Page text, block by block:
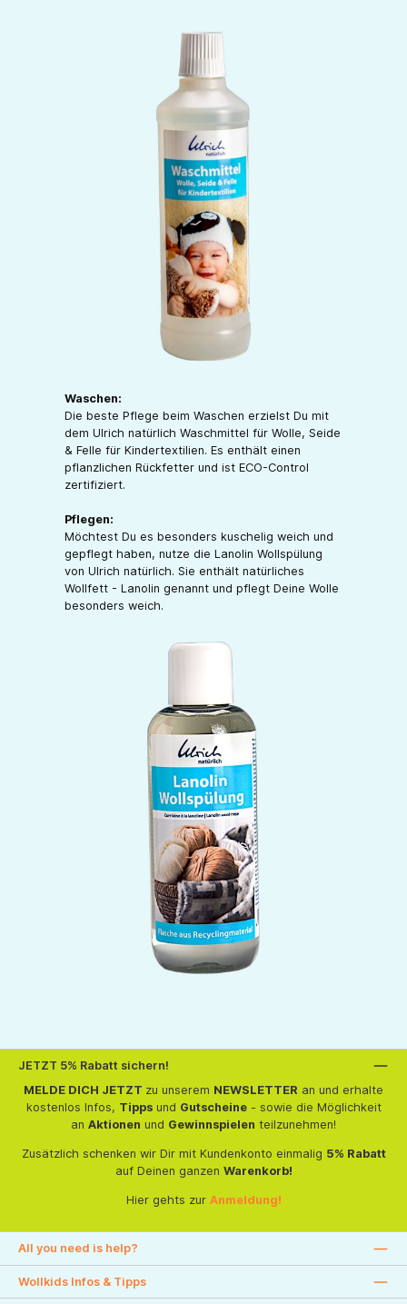
Waschen:
Die beste Pflege beim Waschen erzielst Du mit
dem Ulrich natürlich Waschmittel für Wolle, Seide
& Felle für Kindertextilien. Es enthält einen
pflanzlichen Rückfetter und ist ECO-Control
zertifiziert.
Pflegen:
Möchtest Du es besonders kuschelig weich und
gepflegt haben, nutze die Lanolin Wollspülung
von Ulrich natürlich. Sie enthält natürliches
Wollfett - Lanolin genannt und pflegt Deine Wolle
besonders weich.
JETZT 5% Rabatt sichern!
MELDE DICH JETZT zu unserem NEWSLETTER an und erhalte
kostenlos Infos, Tippsund Gutscheine- sowie die Möglichkeit
an Aktionen und Gewinnspielen teilzunehmen!
Zusätzlich schenken wir Dir mit Kundenkonto einmalig 5% Rabatt
auf Deinen ganzen Warenkorb!
Hier gehts zur Anmeldung!
All you need is help?
Wollkids Infos & Tipps